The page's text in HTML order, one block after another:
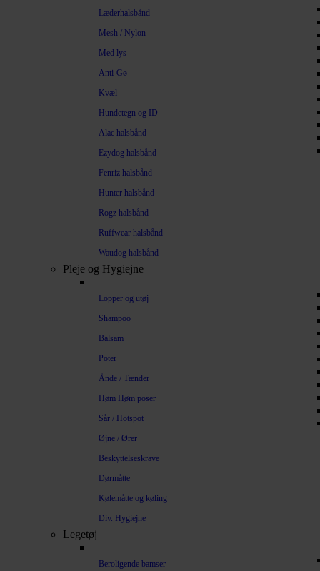
Læderhalsbånd
Mesh / Nylon
Med lys
Anti-Gø
Kvæl
Hundetegn og ID
Alac halsbånd
Ezydog halsbånd
Fenriz halsbånd
Hunter halsbånd
Rogz halsbånd
Ruffwear halsbånd
Waudog halsbånd
Pleje og Hygiejne
Lopper og utøj
Shampoo
Balsam
Poter
Ånde / Tænder
Høm Høm poser
Sår / Hotspot
Øjne / Ører
Beskyttelseskrave
Dørmåtte
Kølemåtte og køling
Div. Hygiejne
Legetøj
Beroligende bamser